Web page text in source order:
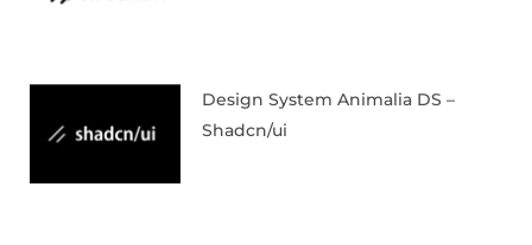
Design System Animalia DS –
Shadcn/ui